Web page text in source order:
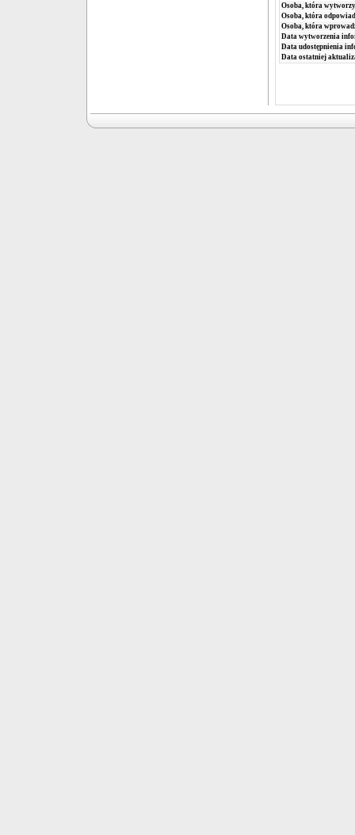
Osoba, która
Osoba, która
Osoba, która
Data wytworzenia
Data udostępnienia
Data ostatniej